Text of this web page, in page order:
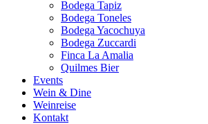
Bodega Tapiz
Bodega Toneles
Bodega Yacochuya
Bodega Zuccardi
Finca La Amalia
Quilmes Bier
Events
Wein & Dine
Weinreise
Kontakt